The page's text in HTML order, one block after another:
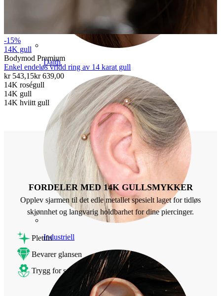
Daith
Industriell
-15%
14K gull
Bodymod Premium
Enkel endeløs vridd ring av 14 karat gull
kr 543,15kr 639,00
14K roségull
14K gull
14K hviitt gull
FORDELER MED 14K GULLSMYKKER
Opplev sjarmen til det edle metallet spesielt laget for tidløs
skjønnhet og langvarig holdbarhet for dine piercinger.
Plettfri
Bevarer glansen
Trygg for sensitiv hud (hypoallergen)